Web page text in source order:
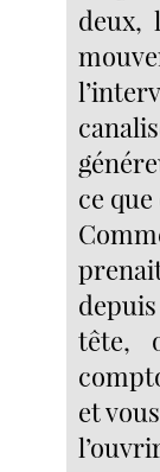
deux,
ce
tête,
et